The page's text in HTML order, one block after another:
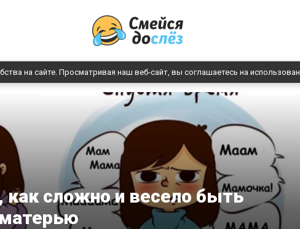
на сайте. Просматривая наш веб-сайт, вы соглашаетесь на
как сложно и весело быть